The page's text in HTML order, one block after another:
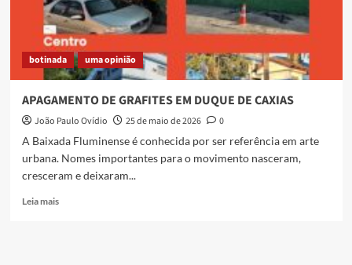
botinada uma opinião
APAGAMENTO DE GRAFITES EM DUQUE DE CAXIAS
João Paulo Ovídio 25 de maio de 2026
0
A Baixada Fluminense é conhecida por ser referência em arte
urbana. Nomes importantes para o movimento nasceram,
cresceram e deixaram...
Leia maisRead